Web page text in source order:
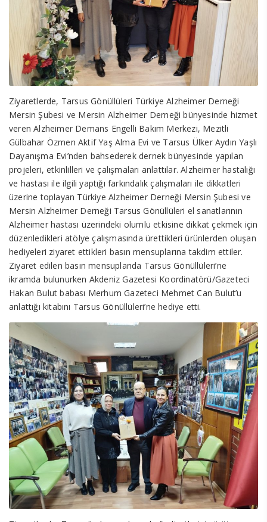
Ziyaretlerde, Tarsus Gönüllüleri Türkiye Alzheimer Derneği
Mersin Şubesi ve Mersin Alzheimer Derneği bünyesinde hizmet
veren Alzheimer Demans Engelli Bakım Merkezi, Mezitli
Gülbahar Özmen Aktif Yaş Alma Evi ve Tarsus Ülker Aydın Yaşlı
Dayanışma Evi’nden bahsederek dernek bünyesinde yapılan
projeleri, etkinlilleri ve çalışmaları anlattılar. Alzheimer hastalığı
ve hastası ile ilgili yaptığı farkındalık çalışmaları ile dikkatleri
üzerine toplayan Türkiye Alzheimer Derneği Mersin Şubesi ve
Mersin Alzheimer Derneği Tarsus Gönüllüleri el sanatlarının
Alzheimer hastası üzerindeki olumlu etkisine dikkat çekmek için
düzenledikleri atölye çalışmasında ürettikleri ürünlerden oluşan
hediyeleri ziyaret ettikleri basın mensuplarına takdim ettiler.
Ziyaret edilen basın mensuplarıda Tarsus Gönüllüleri’ne
ikramda bulunurken Akdeniz Gazetesi Koordinatörü/Gazeteci
Hakan Bulut babası Merhum Gazeteci Mehmet Can Bulut’u
anlattığı kitabını Tarsus Gönüllüleri’ne hediye etti.